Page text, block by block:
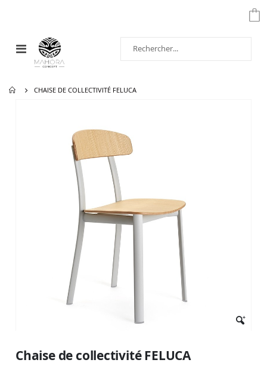
Affichage
navigation
CHAISE DE COLLECTIVITÉ FELUCA
début
Chaise de collectivité FELUCA